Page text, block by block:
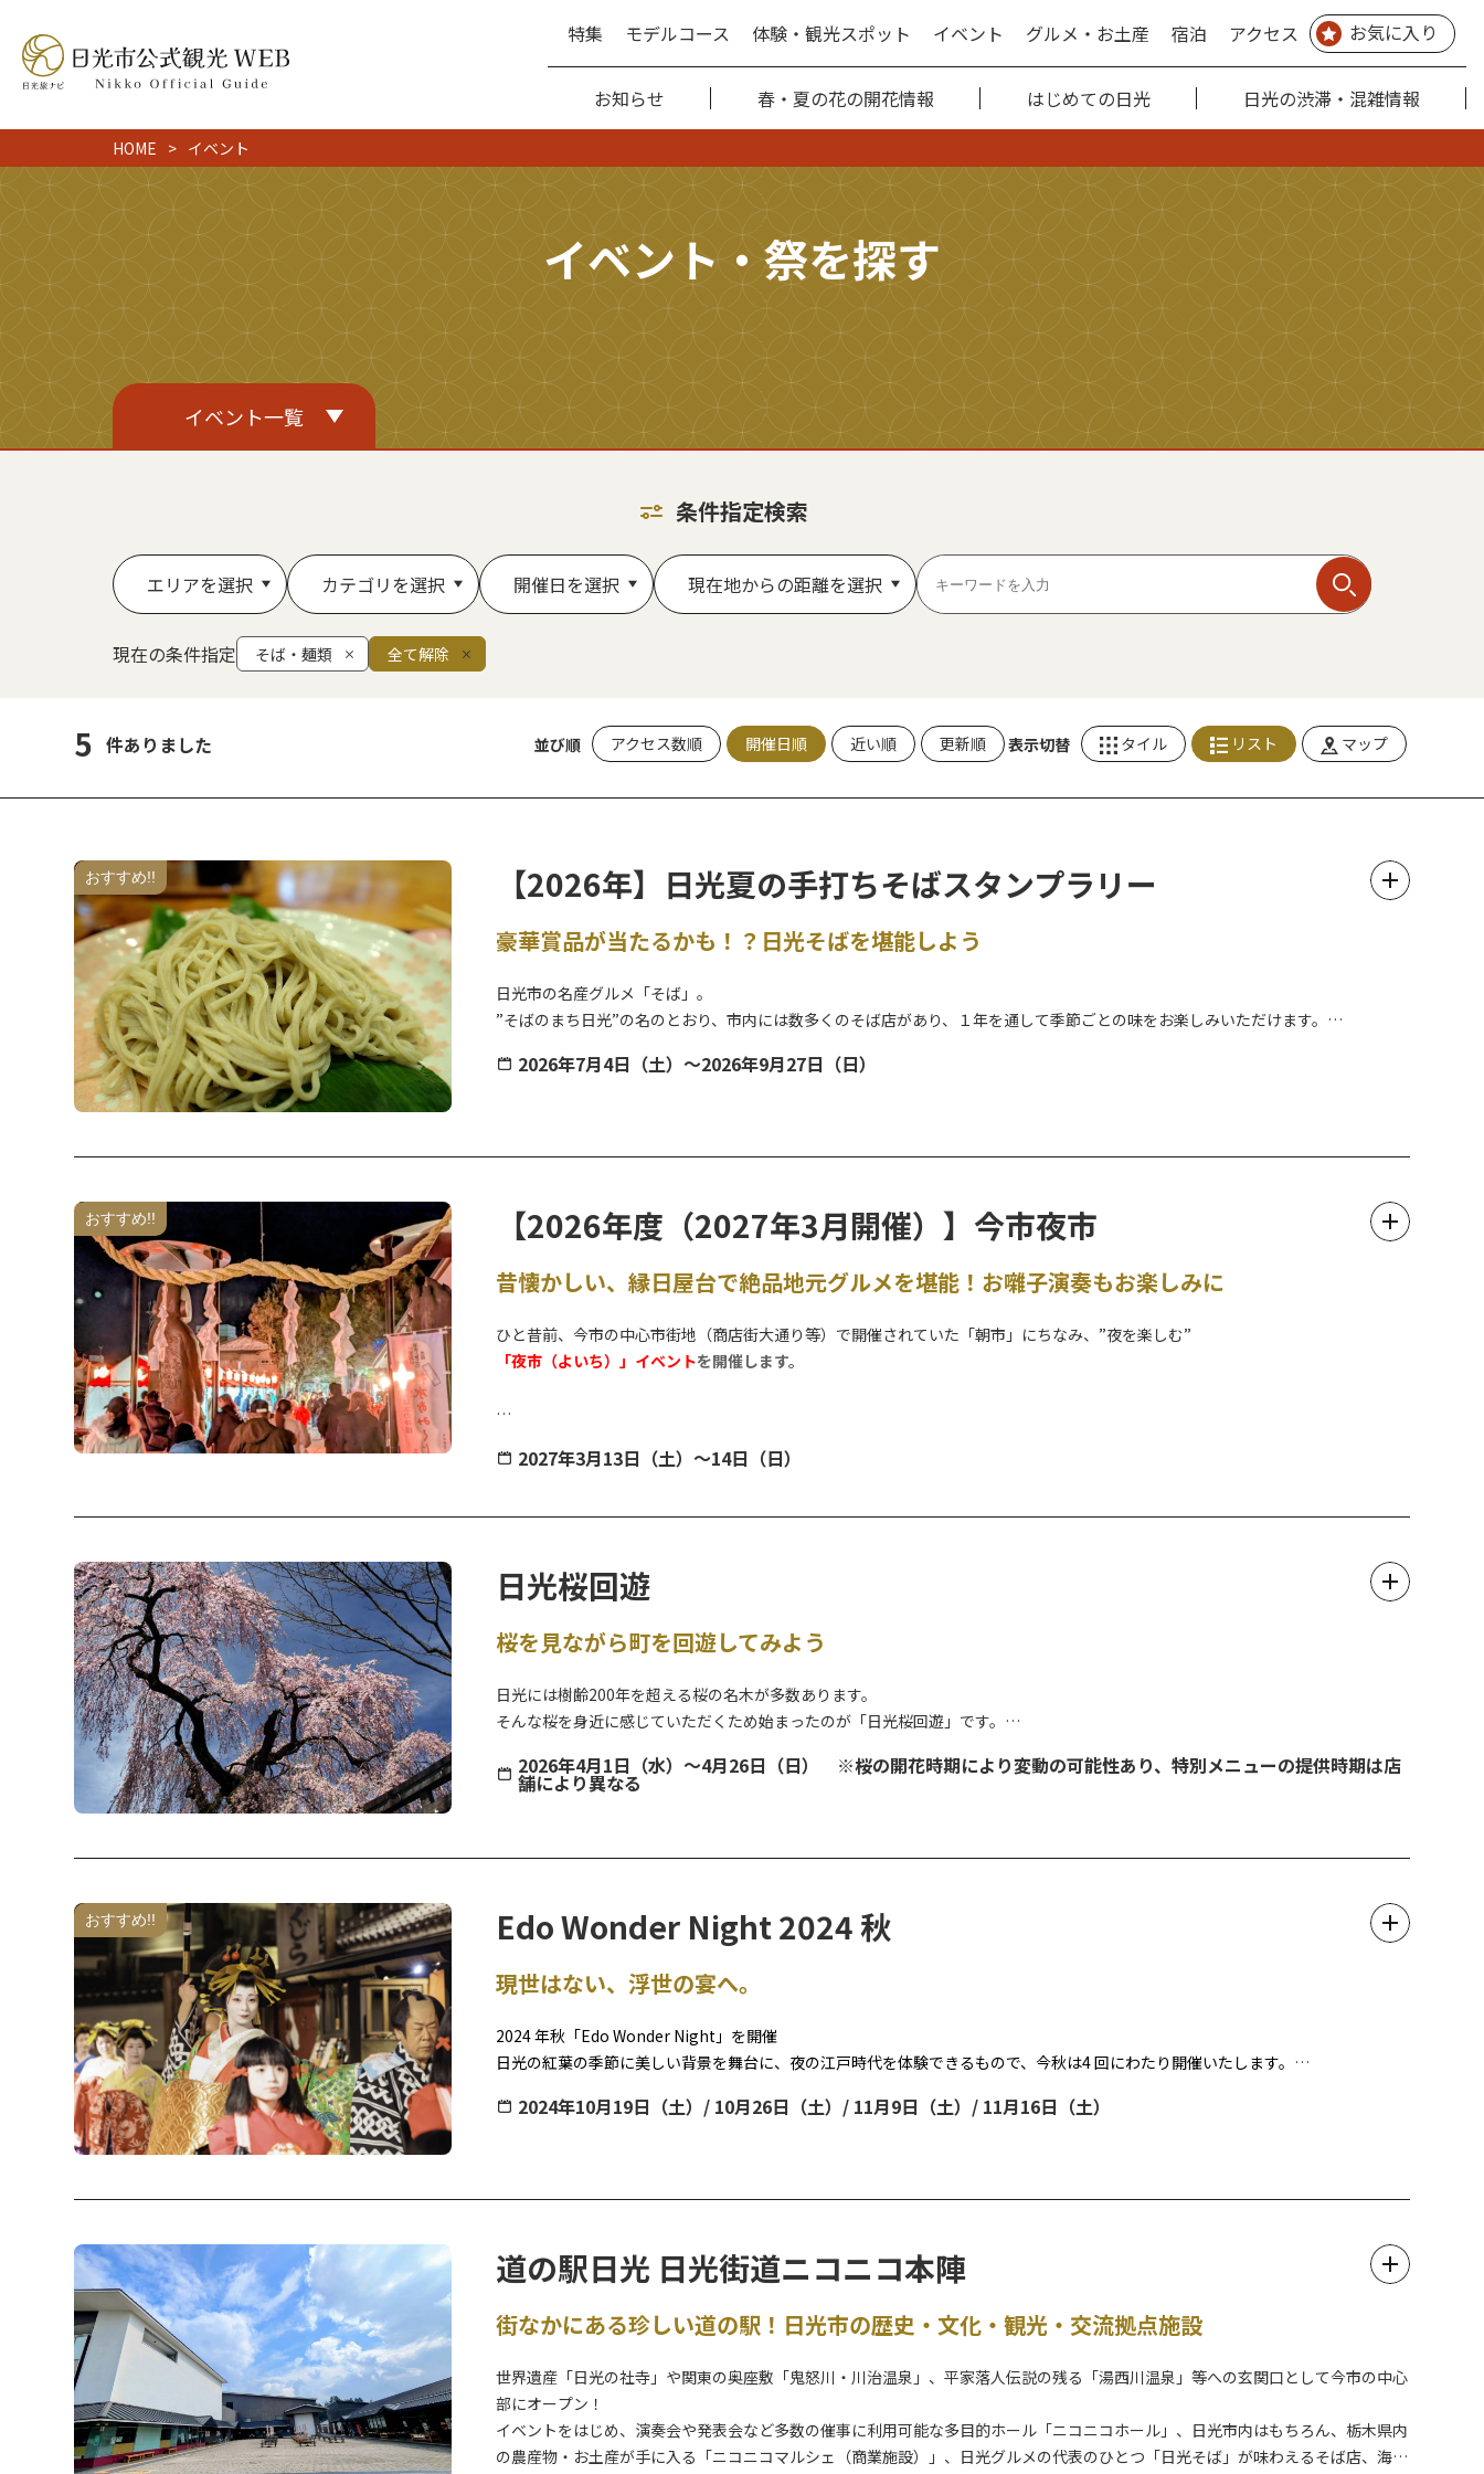
特集 モデルコース 体験・観光スポット イベント グルメ・お土産 宿泊 アクセス お気に入り
お知らせ 春・夏の花の開花情報 はじめての日光 日光の渋滞・混雑情報
HOME イベント
イベント・祭を探す
イベント一覧
条件指定検索
エリアを選択 カテゴリを選択 開催日を選択 現在地からの距離を選択
現在の条件指定 そば・麺類 全て解除
5 件ありました 並び順 アクセス数順 開催日順 近い順 更新順 表示切替 タイル リスト マップ
おすすめ!! 【2026年】日光夏の手打ちそばスタンプラリー
豪華賞品が当たるかも！？日光そばを堪能しよう
日光市の名産グルメ「そば」。
”そばのまち日光”の名のとおり、市内には数多くのそば店があり、１年を通して季節ごとの味をお楽しみいただけます。
暑い夏にはさっぱりとした、期間限定・店舗限定提供の『夏そば』や、名店揃いの日光そばをこの機会に味わってみませんか？
開催期間：2026年7月4日（土）～9月27日（日）
日光市内の参加店舗をめぐり、スタンプを集めて応募しよう！
参加店舗のスタンプを3つ集めると、宿泊代30,000円分といった豪華賞品や日光特産品が当たる抽選に応募できます。期間中は何度
※営業時間や休業日は店舗によって異なりますので、お出かけ前にご確認ください。
2026年7月4日（土）～2026年9月27日（日）
おすすめ!! 【2026年度（2027年3月開催）】今市夜市
昔懐かしい、縁日屋台で絶品地元グルメを堪能！お囃子演奏もお楽しみに
ひと昔前、今市の中心市街地（商店街大通り等）で開催されていた「朝市」にちなみ、”夜を楽しむ”
「夜市（よいち）」イベントを開催します。
歴史ある神社の境内が提灯などの温かな灯りで照らされ、レトロ感満載！
【”今市（いまいち）”の名前の由来と『食』について】
日光市にある今市エリアは、四街道が交わることで人と同時に、『食』や『物』が集まった場所です。
う地名が名付けられたといわれています。
2027年3月13日（土）～14日（日）
日光桜回遊
桜を見ながら町を回遊してみよう
日光には樹齢200年を超える桜の名木が多数あります。
そんな桜を身近に感じていただくため始まったのが「日光桜回遊」です。
※写真はイメージです。
2026年 桜回遊のマップは以下をご確認ください。
2026年4月1日（水）～4月26日（日） ※桜の開花時期により変動の可能性あり、特別メニューの提供時期は店
舗により異なる
おすすめ!! Edo Wonder Night 2024 秋
現世はない、浮世の宴へ。
2024 年秋「Edo Wonder Night」を開催
日光の紅葉の季節に美しい背景を舞台に、夜の江戸時代を体験できるもので、今秋は4 回にわたり開催いたします。
様をひろげる打ち上げ花火やライブ演奏をお楽しみいただけます。さらに、江戸の料理やアルコールドリンクもご用意しています。
2024年10月19日（土）/ 10月26日（土）/ 11月9日（土）/ 11月16日（土）
道の駅日光 日光街道ニコニコ本陣
街なかにある珍しい道の駅！日光市の歴史・文化・観光・交流拠点施設
世界遺産「日光の社寺」や関東の奥座敷「鬼怒川・川治温泉」、平家落人伝説の残る「湯西川温泉」等への玄関口として今市の中心
部にオープン！
イベントをはじめ、演奏会や発表会など多数の催事に利用可能な多目的ホール「ニコニコホール」、日光市内はもちろん、栃木県内
の農産物・お土産が手に入る「ニコニコマルシェ（商業施設）」、日光グルメの代表のひとつ「日光そば」が味わえるそば店、海鮮